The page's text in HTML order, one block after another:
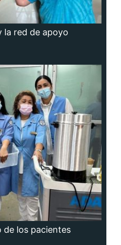
la red de apoyo
de los pacientes